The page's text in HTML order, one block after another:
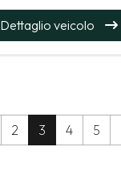
Dettaglio veicolo
2 3 4 5